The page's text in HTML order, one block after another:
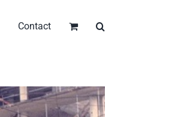
Contact